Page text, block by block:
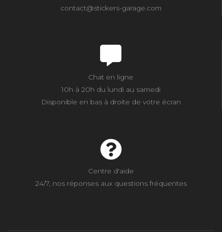
contact@stickers-garage.com
Chat en ligne
10h à 20h du lundi au samedi
Disponible en bas à droite de votre écran
Centre d'aide
24/7, nos réponses aux questions fréquentes